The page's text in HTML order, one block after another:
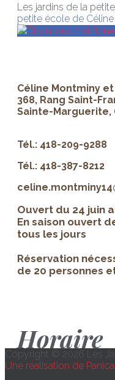
Les jardins de la
petite école de Céline
Discutons
Céline Montminy
368, Rang Saint-
Sainte-Marguerite,
Tél.: 418-209-9288
Tél.: 418-387-8212
Ouvert du 24 juin
En saison ouvert
tous les jours
Réservation
de 20 personnes
Horaire
Copyright © 2026 Les
Une réalisation de